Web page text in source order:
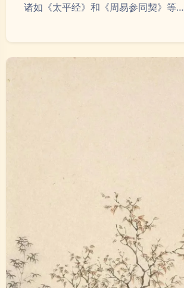
诸如《太平经》和《周易参同契》等…